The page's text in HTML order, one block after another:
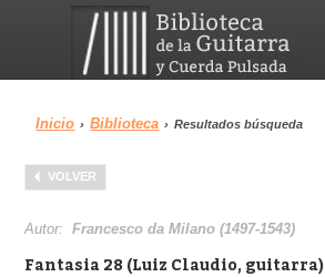
Menu
Biblioteca
Inicio › Biblioteca › Resultados búsqueda
VOLVER
Autor:Francesco da Milano (1497-1543)
Fantasia 28 (Luiz Claudio, guitarra)